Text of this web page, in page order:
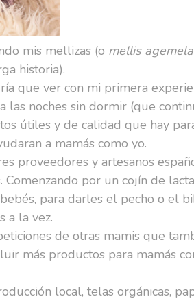
mis mellizas (o mellis
historia).
que ver con mi primera
las noches sin dormir (que
útiles y de calidad que hay
a mamás como yo.
proveedores y artesanos
por un cojín de
para darles el pecho o el
a la vez.
de otras mamis que
más productos para mamás
local, telas orgánicas,